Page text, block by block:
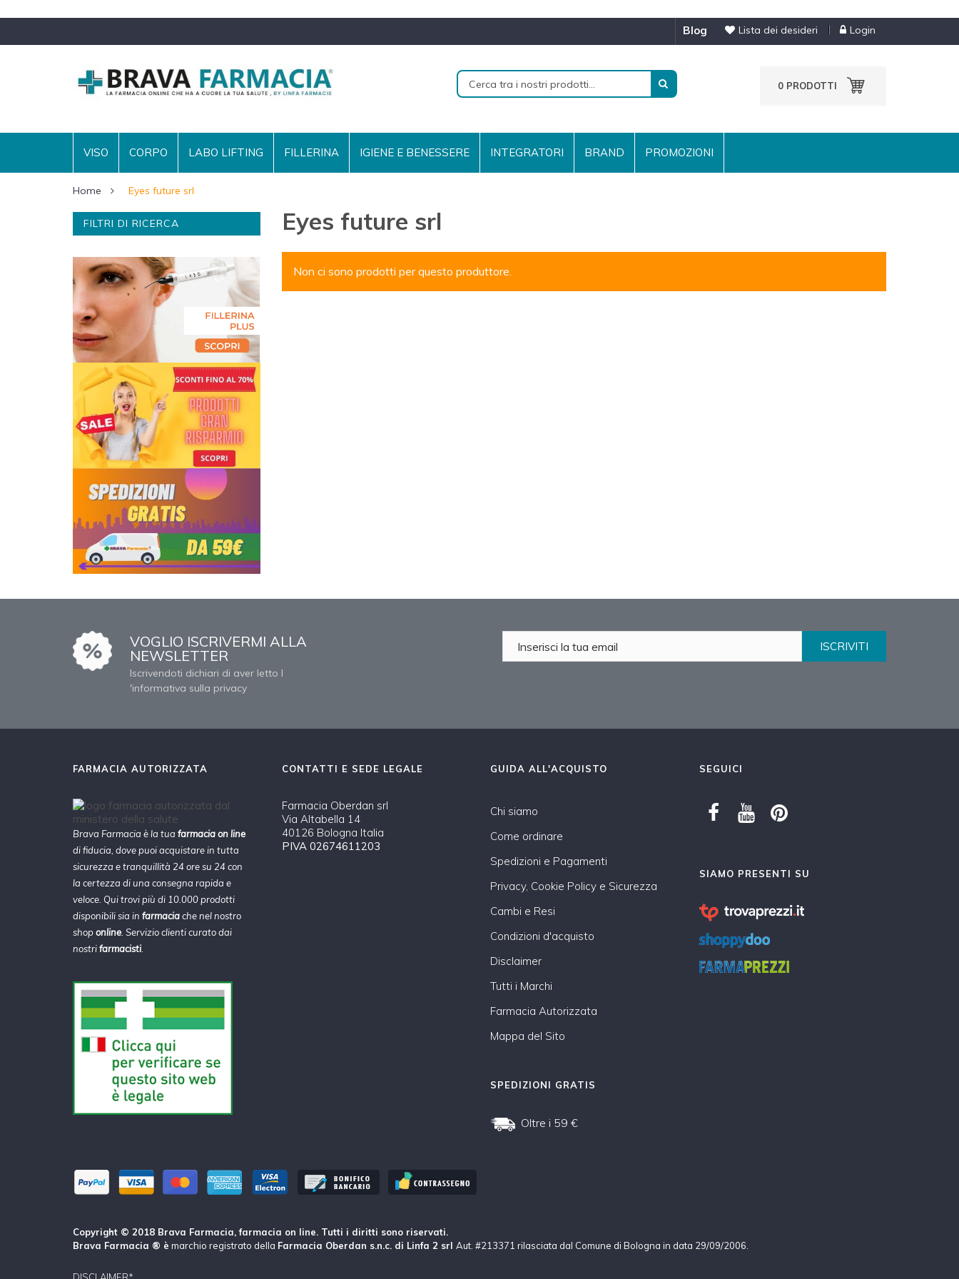
Lista dei desideri Login
blog
0 PRODOTTI
VISO CORPO LABO LIFTING FILLERINA IGIENE E BENESSERE INTEGRATORI BRAND PROMOZIONI
Home Eyes future srl
FILTRI DI RICERCA Eyes future srl
Non ci sono prodotti per questo produttore.
VOGLIO ISCRIVERMI ALLA
NEWSLETTER
Iscrivendoti dichiari di aver letto l
'informativa sulla privacy
ISCRIVITI
FARMACIA AUTORIZZATA
Brava Farmacia è la tua farmacia on line
di fiducia, dove puoi acquistare in tutta
sicurezza e tranquillità 24 ore su 24 con
la certezza di una consegna rapida e
veloce. Qui trovi più di 10.000 prodotti
disponibili sia in farmaciache nel nostro
shoponline . Servizio clienti curato dai
nostrifarmacisti
CONTATTI E SEDE LEGALE
Farmacia Oberdan srl
Via Altabella 14
40126 Bologna Italia
PIVA 02674611203
GUIDA ALL'ACQUISTO
Chi siamo
Come ordinare
Spedizioni e Pagamenti
Privacy, Cookie Policy e Sicurezza
Cambi e Resi
Condizioni d'acquisto
Disclaimer
Tutti i Marchi
Farmacia Autorizzata
Mappa del Sito
SPEDIZIONI GRATIS
Oltre i 59 €
SEGUICI
SIAMO PRESENTI SU
Copyright © 2018 Brava Farmacia, farmacia on line. Tutti i diritti sono riservati.
Brava Farmacia ® è marchio registrato della Farmacia Oberdan s.n.c. di Linfa 2 srl Aut. #213371 rilasciata dal Comune di Bologna in data 29/09/2006.